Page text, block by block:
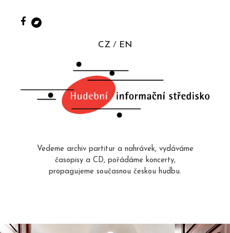
CZ EN
Vedeme archiv partitur a nahrávek, vydáváme
časopisy a CD, pořádáme koncerty,
propagujeme současnou českou hudbu.